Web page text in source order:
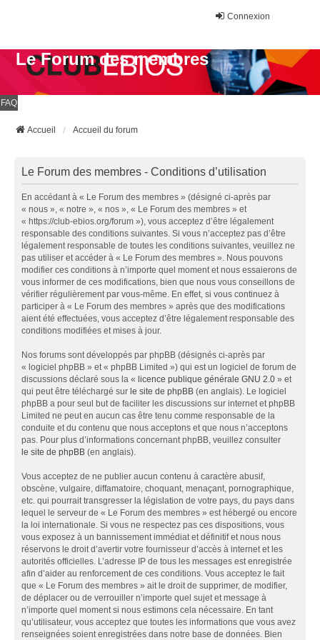
Connexion
Le Forum des membres
FAQ
Accueil Accueil du forum
Le Forum des membres - Conditions d’utilisation
En accédant à « Le Forum des membres » (désigné ci-après par
« nous », « notre », « nos », « Le Forum des membres » et
« https://club-ebios.org/forum »), vous acceptez d’être légalement
responsable des conditions suivantes. Si vous n’acceptez pas d’être
légalement responsable de toutes les conditions suivantes, veuillez ne
pas utiliser et accéder à « Le Forum des membres ». Nous pouvons
modifier ces conditions à n’importe quel moment et nous essaierons de
vous informer de ces modifications, bien que nous vous conseillons de
vérifier régulièrement par vous-même. En effet, si vous continuez à
participer à « Le Forum des membres » après que des modifications
aient été effectuées, vous acceptez d’être légalement responsable des
conditions modifiées et mises à jour.
Nos forums sont développés par phpBB (désignés ci-après par
« logiciel phpBB » et « phpBB Limited ») qui est un logiciel de forum de
discussions déclaré sous la « licence publique générale GNU 2.0 » et
qui peut être téléchargé sur le site de phpBB (en anglais). Le logiciel
phpBB a pour seul but de faciliter les discussions sur internet et phpBB
Limited ne peut en aucun cas être tenu comme responsable de la
conduite et du contenu que nous acceptons et que nous n’acceptons
pas. Pour plus d’informations concernant phpBB, veuillez consulter
le site de phpBB (en anglais).
Vous acceptez de ne publier aucun contenu à caractère abusif,
obscène, vulgaire, diffamatoire, choquant, menaçant, pornographique,
etc. qui pourrait transgresser la législation de votre pays, du pays dans
lequel le serveur de « Le Forum des membres » est hébergé ou encore
la loi internationale. Si vous ne respectez pas ces dispositions, vous
vous exposez à un bannissement immédiat et définitif et nous nous
réservons le droit d’avertir votre fournisseur d’accès à internet et les
autorités officielles. L’adresse IP de tous les messages est enregistrée
afin d’aider au renforcement de ces conditions. Vous acceptez le fait
que « Le Forum des membres » ait le droit de supprimer, de modifier,
de déplacer ou de verrouiller n’importe quel sujet et message à
n’importe quel moment si nous estimons cela nécessaire. En tant
qu’utilisateur, vous acceptez que toutes les informations que vous avez
renseignées soient enregistrées dans notre base de données. Bien